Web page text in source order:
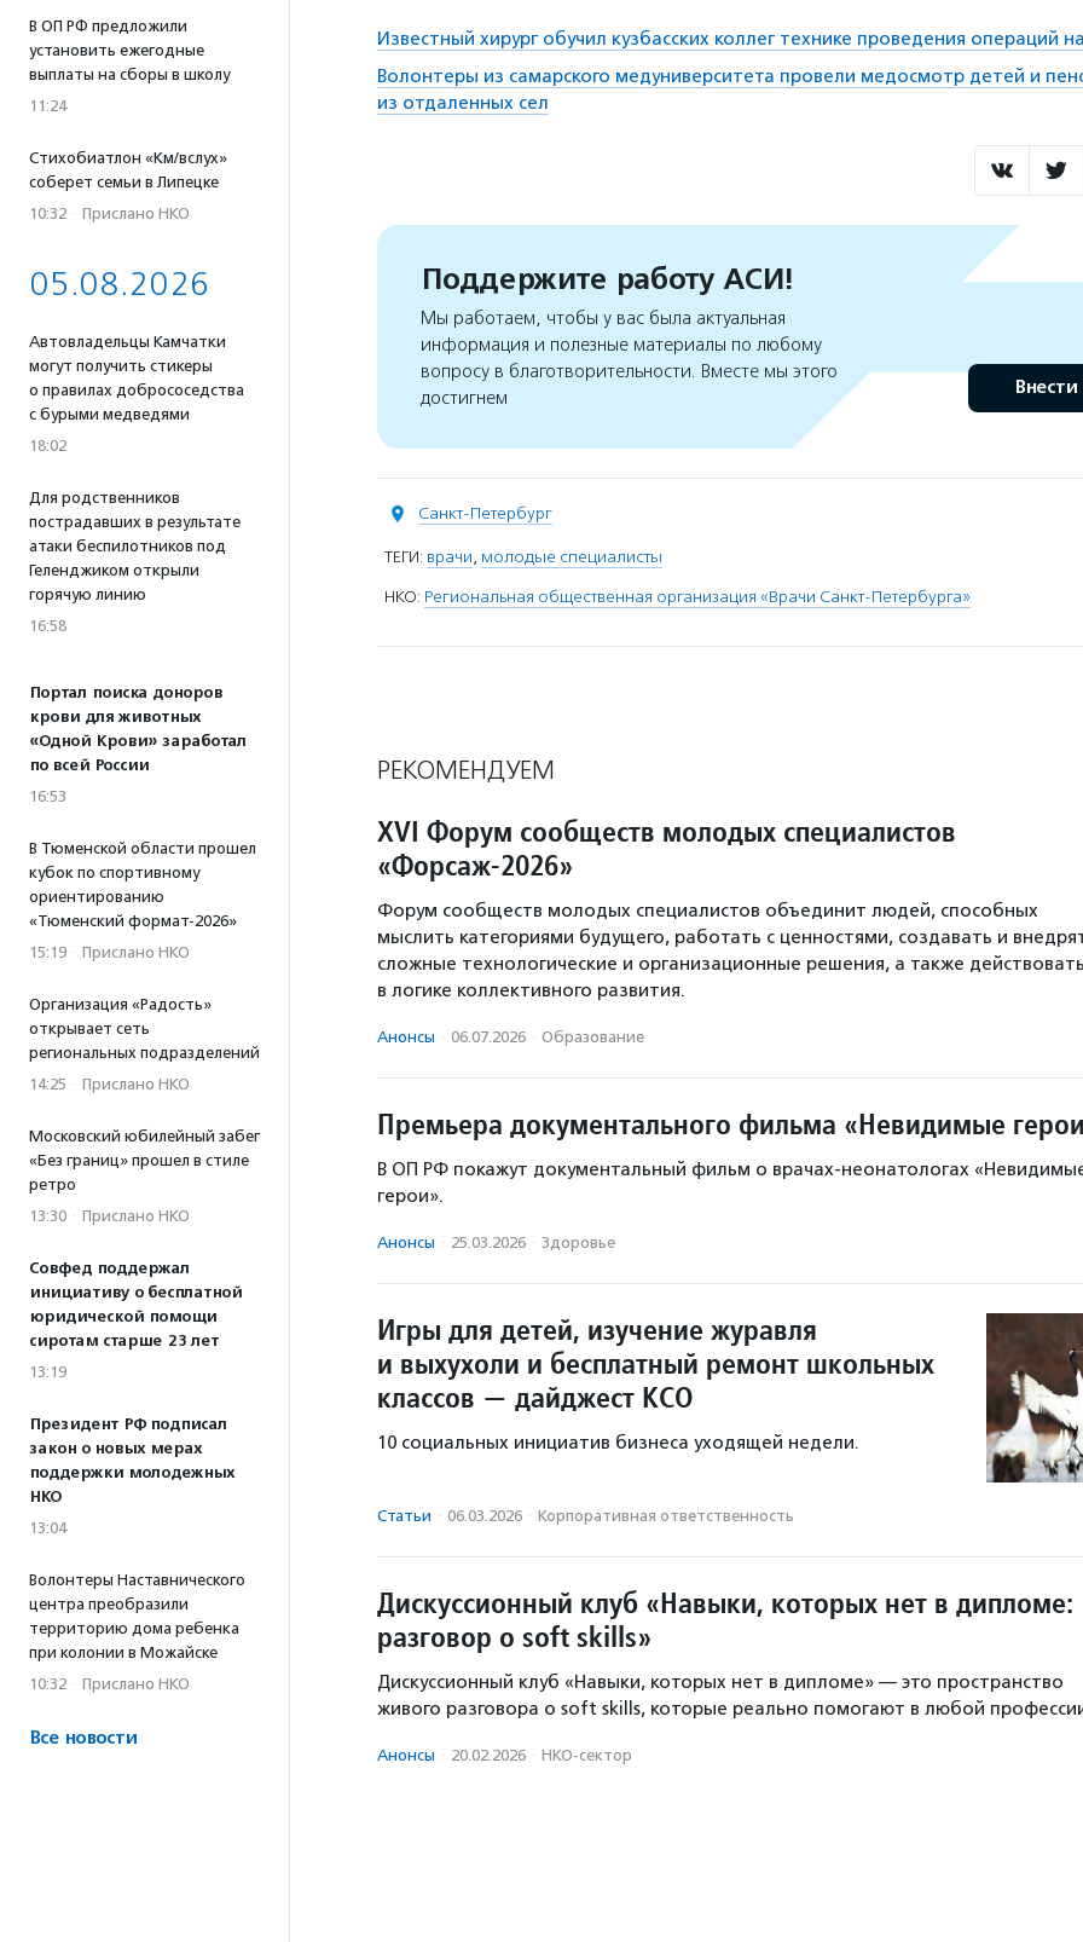
В ОП РФ предложили
установить ежегодные
выплаты на сборы в школу
11:24
Стихобиатлон «Км/вслух»
соберет семьи в Липецке
10:32 · Прислано НКО
05.08.2026
Автовладельцы Камчатки
могут получить стикеры
о правилах добрососедства
с бурыми медведями
18:02
Для родственников
пострадавших в результате
атаки беспилотников под
Геленджиком открыли
горячую линию
16:58
Портал поиска доноров
крови для животных
«Одной Крови» заработал
по всей России
16:53
В Тюменской области прошел
кубок по спортивному
ориентированию
«Тюменский формат-2026»
15:19 · Прислано НКО
Организация «Радость»
открывает сеть
региональных подразделений
14:25 · Прислано НКО
Московский юбилейный забег
«Без границ» прошел в стиле
ретро
13:30 · Прислано НКО
Совфед поддержал
инициативу о бесплатной
юридической помощи
сиротам старше 23 лет
13:19
Президент РФ подписал
закон о новых мерах
поддержки молодежных
НКО
13:04
Волонтеры Наставнического
центра преобразили
территорию дома ребенка
при колонии в Можайске
10:32 · Прислано НКО
Все новости
Известный хирург обучил кузбасских коллег технике проведения операций
Волонтеры из самарского медуниверситета провели медосмотр детей и
из отдаленных сел
Поддержите работу АСИ!
Мы работаем, чтобы у вас была актуальная
информация и полезные материалы по любому
вопросу в благотворительности. Вместе мы этого
достигнем
Внести
Санкт-Петербург
ТЕГИ: врачи, молодые специалисты
НКО: Региональная общественная организация «Врачи Санкт-Петербурга»
РЕКОМЕНДУЕМ
XVI Форум сообществ молодых специалистов
«Форсаж-2026»
Форум сообществ молодых специалистов объединит людей, способных
мыслить категориями будущего, работать с ценностями, создавать и
сложные технологические и организационные решения, а также действовать
в логике коллективного развития.
Анонсы · 06.07.2026 · Образование
Премьера документального фильма «Невидимые
В ОП РФ покажут документальный фильм о врачах-неонатологах
герои».
Анонсы · 25.03.2026 · Здоровье
Игры для детей, изучение журавля
и выхухоли и бесплатный ремонт школьных
классов — дайджест КСО
10 социальных инициатив бизнеса уходящей недели.
Статьи · 06.03.2026 · Корпоративная ответственность
Дискуссионный клуб «Навыки, которых нет в дипломе:
разговор о soft skills»
Дискуссионный клуб «Навыки, которых нет в дипломе» — это пространство
живого разговора о soft skills, которые реально помогают в любой
Анонсы · 20.02.2026 · НКО-сектор